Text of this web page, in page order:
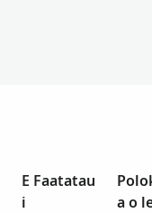
E Faatatau
i
a o